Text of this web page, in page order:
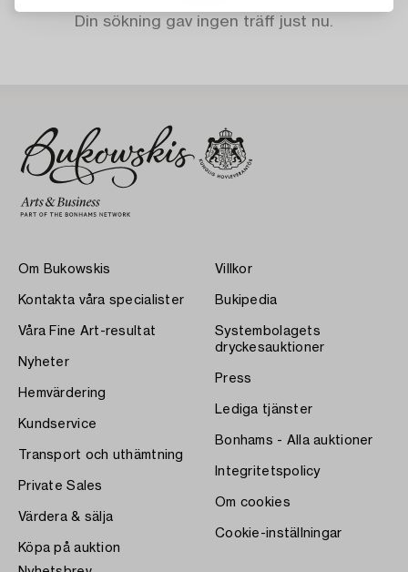
Din sökning gav ingen träff just nu.
Om Bukowskis
Kontakta våra specialister
Våra Fine Art-resultat
Nyheter
Hemvärdering
Kundservice
Transport och uthämtning
Private Sales
Värdera & sälja
Köpa på auktion
Villkor
Bukipedia
Systembolagets
dryckesauktioner
Press
Lediga tjänster
Bonhams - Alla auktioner
Integritetspolicy
Om cookies
Cookie-inställningar